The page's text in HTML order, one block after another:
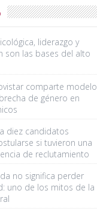
liderazgo y
son las bases del alto
comparte modelo
de género en
diez candidatos
si tuvieron una
de reclutamiento
no significa perder
uno de los mitos de la